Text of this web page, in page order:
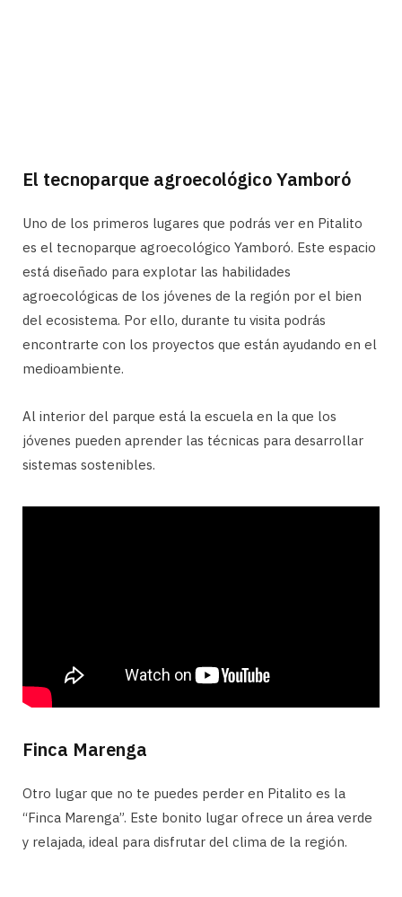
El tecnoparque agroecológico Yamboró
Uno de los primeros lugares que podrás ver en Pitalito
es el tecnoparque agroecológico Yamboró. Este espacio
está diseñado para explotar las habilidades
agroecológicas de los jóvenes de la región por el bien
del ecosistema. Por ello, durante tu visita podrás
encontrarte con los proyectos que están ayudando en el
medioambiente.
Al interior del parque está la escuela en la que los
jóvenes pueden aprender las técnicas para desarrollar
sistemas sostenibles.
Finca Marenga
Otro lugar que no te puedes perder en Pitalito es la
“Finca Marenga”. Este bonito lugar ofrece un área verde
y relajada, ideal para disfrutar del clima de la región.